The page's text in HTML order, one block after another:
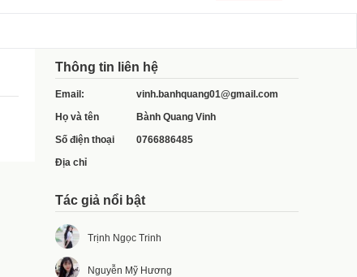
Thông tin liên hệ
Email:
vinh.banhquang01@gmail.com
Họ và tên
Bành Quang Vinh
Số điện thoại
0766886485
Địa chỉ
Tác giả nổi bật
Trịnh Ngọc Trinh
Nguyễn Mỹ Hương